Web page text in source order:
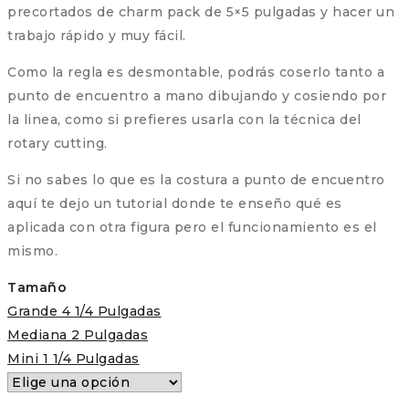
precortados de charm pack de 5×5 pulgadas y hacer un
trabajo rápido y muy fácil.
Como la regla es desmontable, podrás coserlo tanto a
punto de encuentro a mano dibujando y cosiendo por
la linea, como si prefieres usarla con la técnica del
rotary cutting.
Si no sabes lo que es la costura a punto de encuentro
aquí te dejo un tutorial donde te enseño qué es
aplicada con otra figura pero el funcionamiento es el
mismo.
Tamaño
Grande 4 1/4 Pulgadas
Mediana 2 Pulgadas
Mini 1 1/4 Pulgadas